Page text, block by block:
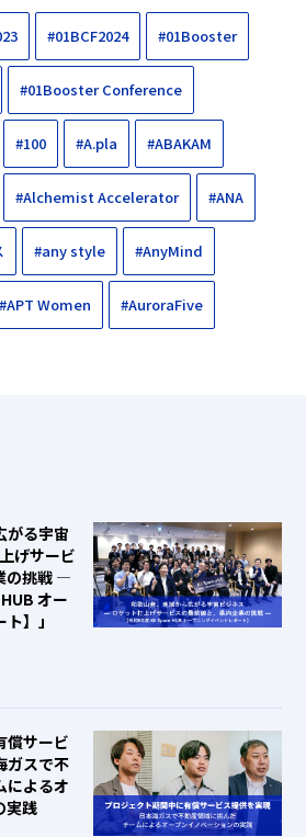
#01BCF2024 #01Booster
#01Booster Conference
#100 #A.pla #ABAKAM
#Alchemist Accelerator #ANA
#any style #AnyMind
#APT Women #AuroraFive
がる宇宙
げサービ
の挑戦 ―
オー
】」
償サービ
スで不
によるオ
実践